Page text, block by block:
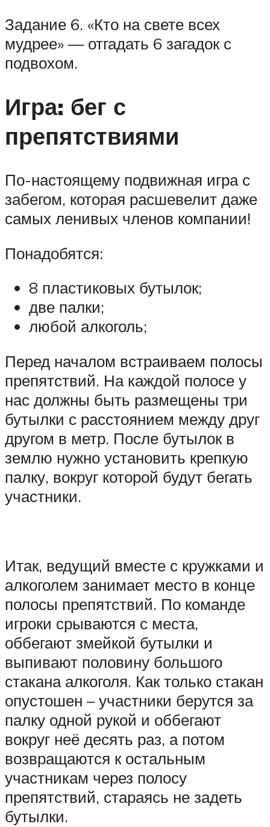
Задание 6. «Кто на свете всех
мудрее» — отгадать 6 загадок с
подвохом.
Игра: бег с
препятствиями
По-настоящему подвижная игра с
забегом, которая расшевелит даже
самых ленивых членов компании!
Понадобятся:
8 пластиковых бутылок;
две палки;
любой алкоголь;
Перед началом встраиваем полосы
препятствий. На каждой полосе у
нас должны быть размещены три
бутылки с расстоянием между друг
другом в метр. После бутылок в
землю нужно установить крепкую
палку, вокруг которой будут бегать
участники.
Итак, ведущий вместе с кружками и
алкоголем занимает место в конце
полосы препятствий. По команде
игроки срываются с места,
оббегают змейкой бутылки и
выпивают половину большого
стакана алкоголя. Как только стакан
опустошен – участники берутся за
палку одной рукой и оббегают
вокруг неё десять раз, а потом
возвращаются к остальным
участникам через полосу
препятствий, стараясь не задеть
бутылки.